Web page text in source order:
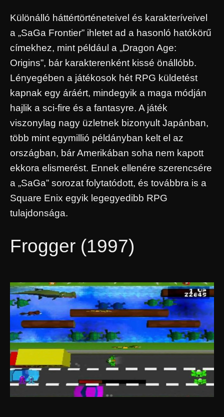
Különálló háttértörténeteivel és karakteríveivel
a „SaGa Frontier” ihletet ad a hasonló hatókörű
címekhez, mint például a „Dragon Age:
Origins”, bár karakterenként kissé önállóbb.
Lényegében a játékosok hét RPG küldetést
kapnak egy áráért, mindegyik a maga módján
hajlik a sci-fire és a fantasyre. A játék
viszonylag nagy üzletnek bizonyult Japánban,
több mint egymillió példányban kelt el az
országban, bár Amerikában soha nem kapott
ekkora elismerést. Ennek ellenére szerencsére
a „SaGa” sorozat folytatódott, és továbbra is a
Square Enix egyik legegyedibb RPG
tulajdonsága.
Frogger (1997)